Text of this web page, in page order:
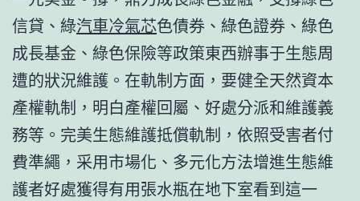
信貸、綠汽車冷氣芯色債券、綠色證券、綠色
成長基金、綠色保險等政策東西辦事于生態周
遭的狀況維護。在軌制方面，要健全天然資本
產權軌制，明白產權回屬、好處分派和維護義
務等。完美生態維護抵償軌制，依照受害者付
費準繩，采用市場化、多元化方法增進生態維
護者好處獲得有用張水瓶在地下室看到這一